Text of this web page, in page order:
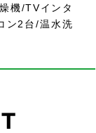
機/TVインタ
ン2台/温水洗